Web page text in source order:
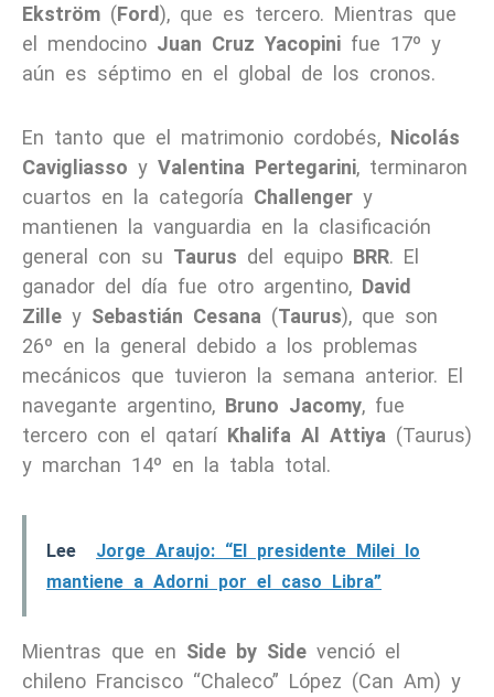
Ekström (Ford), que es tercero. Mientras que
el mendocino Juan Cruz Yacopini fue 17º y
aún es séptimo en el global de los cronos.
En tanto que el matrimonio cordobés, Nicolás
Cavigliasso y Valentina Pertegarini, terminaron
cuartos en la categoría Challenger y
mantienen la vanguardia en la clasificación
general con su Taurus del equipo BRR. El
ganador del día fue otro argentino, David
Zille y Sebastián Cesana (Taurus), que son
26º en la general debido a los problemas
mecánicos que tuvieron la semana anterior. El
navegante argentino, Bruno Jacomy, fue
tercero con el qatarí Khalifa Al Attiya (Taurus)
y marchan 14º en la tabla total.
Lee
Jorge Araujo: “El presidente Milei lo
mantiene a Adorni por el caso Libra”
Mientras que en Side by Side venció el
chileno Francisco “Chaleco” López (Can Am) y